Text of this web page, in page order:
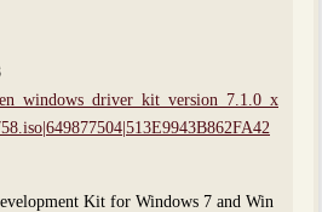
Kit for Windows 7 and Win